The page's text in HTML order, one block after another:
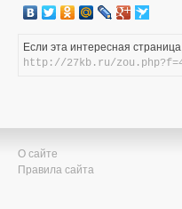
Если эта интересная
http://27kb.ru/
О сайте
Правила сайта